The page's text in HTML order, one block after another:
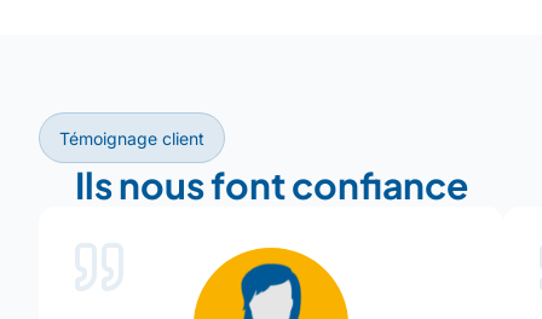
Témoignage client
Ils nous font confiance